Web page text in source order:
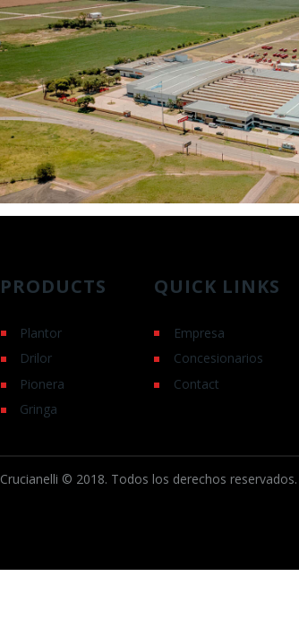
PRODUCTS
Plantor
Drilor
Pionera
Gringa
QUICK LINKS
Empresa
Concesionarios
Contact
Crucianelli © 2018. Todos los derechos reservados.